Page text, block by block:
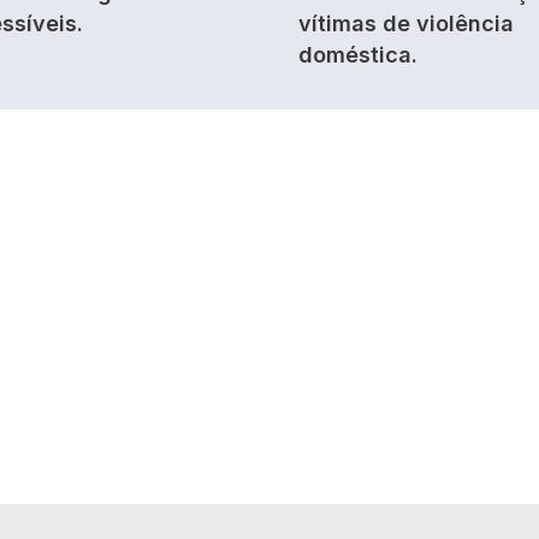
vítimas de violência
doméstica.